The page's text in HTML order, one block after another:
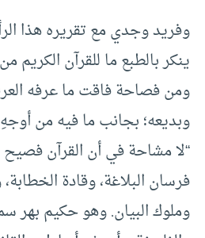
وفريد وجدي مع تقريره هذا
ينكر بالطبع ما للقرآن
ومن فصاحة فاقت ما عرفه
وبديعه؛ بجانب ما فيه من
“لا مشاحة في أن القرآن
فرسان البلاغة، وقادة
وملوك البيان. وهو حكيم بهر